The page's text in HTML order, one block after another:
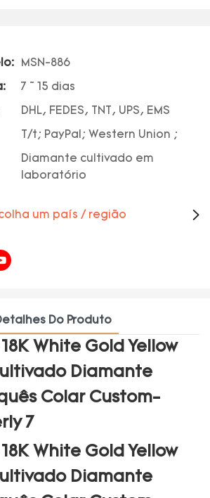
MSN-886
7 ~ 15 dias
DHL, FEDES, TNT, UPS, EMS
T/t; PayPal; Western Union ;
Diamante cultivado em
laboratório
um país / região
Do Produto